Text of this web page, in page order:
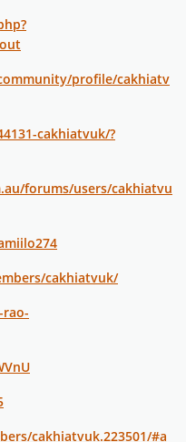
profile/cakhiatv
cakhiatvuk/?
forums/users/cakhiatvu
cakhiatvuk/
cakhiatvuk.223501/#a